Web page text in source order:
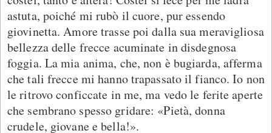
astuta, poiché mi rubò il cuore, pur essendo
giovinetta. Amore trasse poi dalla sua meravigliosa
bellezza delle frecce acuminate in disdegnosa
foggia. La mia anima, che, non è bugiarda, afferma
che tali frecce mi hanno trapassato il fianco. Io non
le ritrovo conficcate in me, ma vedo le ferite aperte
che sembrano spesso gridare: «Pietà, donna
crudele, giovane e bella!».